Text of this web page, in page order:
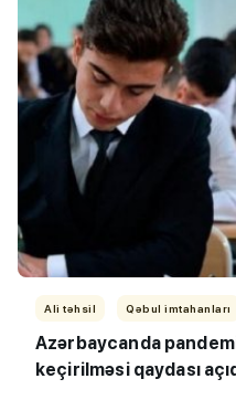
Ali təhsil Qəbul imtahanları
Azərbaycanda
keçirilməsi qaydası